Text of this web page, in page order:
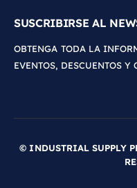
SUSCRIBIRSE AL
OBTENGA TODA LA
EVENTOS, DESCUENTOS Y
© INDUSTRIAL SUPPLY